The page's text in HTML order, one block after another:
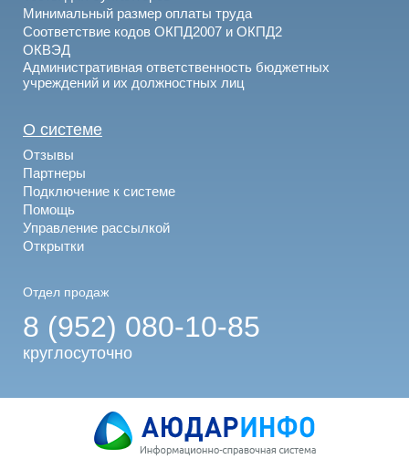
Минимальный размер оплаты труда
Соответствие кодов ОКПД2007 и ОКПД2
ОКВЭД
Административная ответственность бюджетных
учреждений и их должностных лиц
О системе
Отзывы
Партнеры
Подключение к системе
Помощь
Управление рассылкой
Открытки
Отдел продаж
8 (952) 080-10-85
круглосуточно